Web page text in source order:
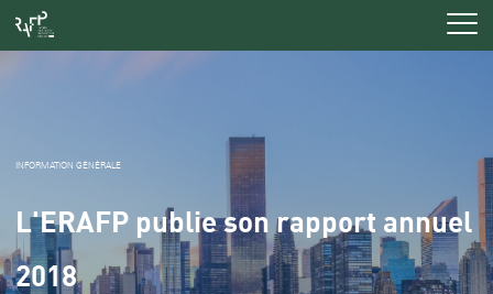
INFORMATION GÉNÉRALE
L'ERAFP publie son rapport annuel
2018